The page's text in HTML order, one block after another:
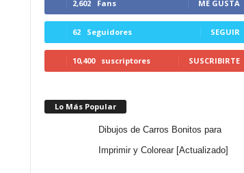
2,602 Fans ME GUSTA
62 Seguidores SEGUIR
10,400 suscriptores SUSCRIBIRTE
Lo Más Popular
Dibujos de Carros Bonitos para
Imprimir y Colorear [Actualizado]